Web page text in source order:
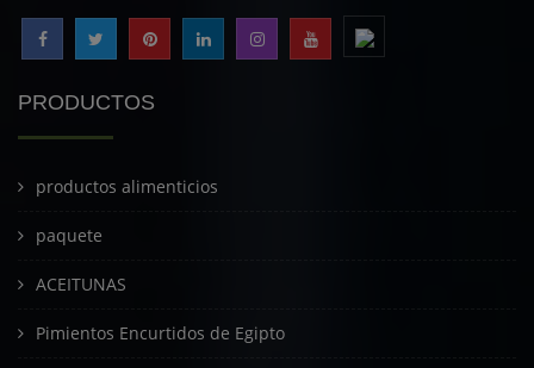
PRODUCTOS
productos alimenticios
paquete
ACEITUNAS
Pimientos Encurtidos de Egipto